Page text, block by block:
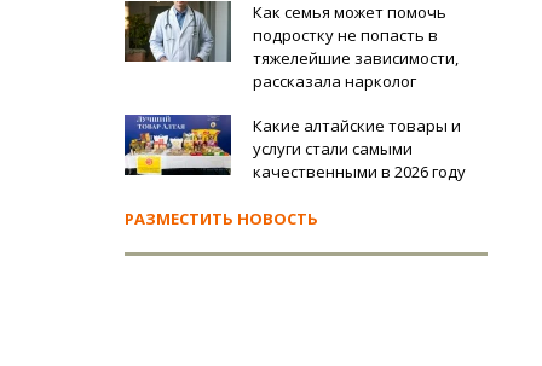
Как семья может помочь
подростку не попасть в
тяжелейшие зависимости,
рассказала нарколог
Какие алтайские товары и
услуги стали самыми
качественными в 2026 году
РАЗМЕСТИТЬ НОВОСТЬ